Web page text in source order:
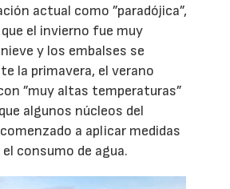
actual como ”paradójica”,
que el invierno fue muy
y los embalses se
la primavera, el verano
”muy altas temperaturas”
algunos núcleos del
a aplicar medidas
consumo de agua.